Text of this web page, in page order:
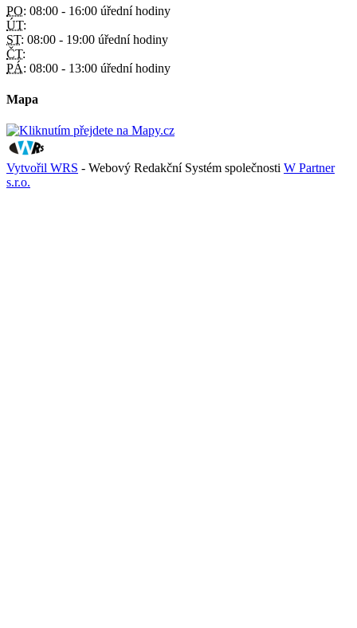
PO: 08:00 - 16:00 úřední hodiny
ÚT:
ST: 08:00 - 19:00 úřední hodiny
ČT:
PÁ: 08:00 - 13:00 úřední hodiny
Mapa
Vytvořil WRS - Webový Redakční Systém společnosti W Partner
s.r.o.